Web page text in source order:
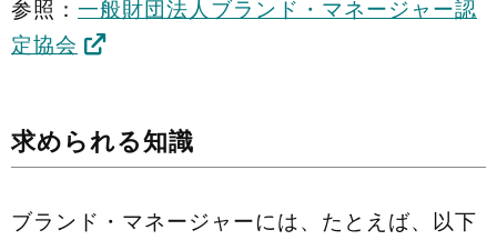
参照： 一般財団法人ブランド・マネージャー認
定協会
求められる知識
ブランド・マネージャーには、たとえば、以下